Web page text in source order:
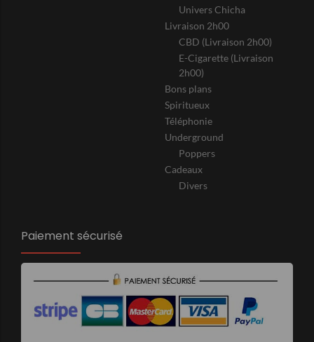
Univers Chicha
Livraison 2h00
CBD (Livraison 2h00)
E-Cigarette (Livraison
2h00)
Bons plans
Spiritueux
Téléphonie
Underground
Poppers
Cadeaux
Divers
Paiement sécurisé